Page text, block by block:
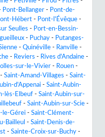
Pont-Bellanger - Pont-de-
Hébert - Pont-l'Évêque -
Seulles - Port-en-Bessin-
- Puchay - Putanges-
- Quinéville - Ranville -
- Reviers - Rives d'Andaine -
sur-le-Vivier - Rouen -
- Saint-Amand-Villages - Saint-
d'Appenai - Saint-Aubin-
lès-Elbeuf - Saint-Aubin-sur-
- Saint-Aubin-sur-Scie -
le-Gérei - Saint-Clément-
Bailleul - Saint-Denis-de-
- Sainte-Croix-sur-Buchy -